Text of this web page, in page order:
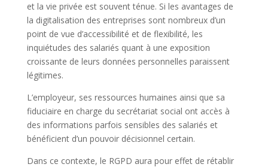
et la vie privée est souvent ténue. Si les avantages de
la digitalisation des entreprises sont nombreux d’un
point de vue d’accessibilité et de flexibilité, les
inquiétudes des salariés quant à une exposition
croissante de leurs données personnelles paraissent
légitimes.
L’employeur, ses ressources humaines ainsi que sa
fiduciaire en charge du secrétariat social ont accès à
des informations parfois sensibles des salariés et
bénéficient d’un pouvoir décisionnel certain.
Dans ce contexte, le RGPD aura pour effet de rétablir